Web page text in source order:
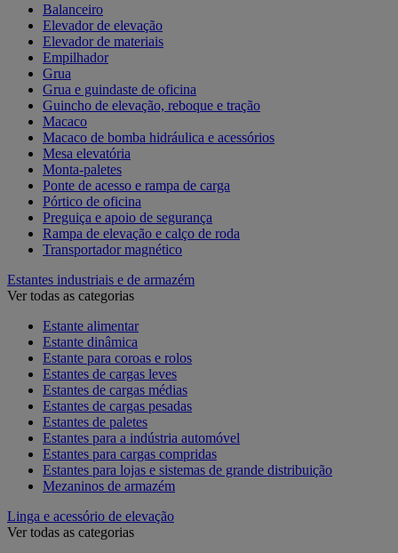
Balanceiro
Elevador de elevação
Elevador de materiais
Empilhador
Grua
Grua e guindaste de oficina
Guincho de elevação, reboque e tração
Macaco
Macaco de bomba hidráulica e acessórios
Mesa elevatória
Monta-paletes
Ponte de acesso e rampa de carga
Pórtico de oficina
Preguiça e apoio de segurança
Rampa de elevação e calço de roda
Transportador magnético
Estantes industriais e de armazém
Ver todas as categorias
Estante alimentar
Estante dinâmica
Estante para coroas e rolos
Estantes de cargas leves
Estantes de cargas médias
Estantes de cargas pesadas
Estantes de paletes
Estantes para a indústria automóvel
Estantes para cargas compridas
Estantes para lojas e sistemas de grande distribuição
Mezaninos de armazém
Linga e acessório de elevação
Ver todas as categorias